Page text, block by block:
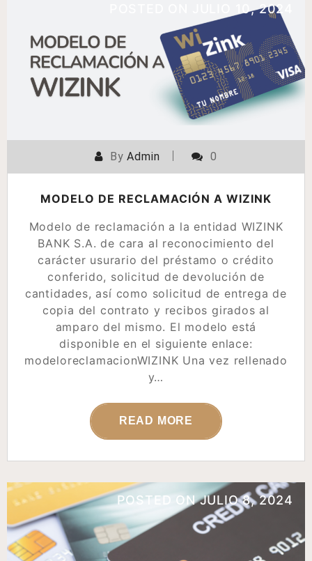
JULIO 10, 2024
ByAdmin 0
MODELO DE RECLAMACIÓN A WIZINK
Modelo de reclamación a la entidad WIZINK
BANK S.A. de cara al reconocimiento del
carácter usurario del préstamo o crédito
conferido, solicitud de devolución de
cantidades, así como solicitud de entrega de
copia del contrato y recibos girados al
amparo del mismo. El modelo está
disponible en el siguiente enlace:
modeloreclamacionWIZINK Una vez rellenado
y…
READ MORE
POSTED ONJULIO 8, 2024